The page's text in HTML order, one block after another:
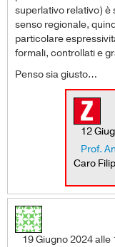
superlativo relativo) è
senso regionale,
particolare
formali, controllati e
Penso sia giusto…
12
Prof.
Caro
19 Giugno 2024 alle